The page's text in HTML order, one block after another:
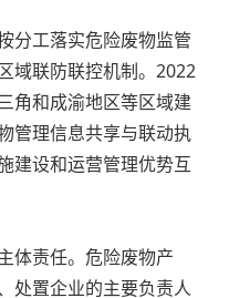
分工落实危险废物监管
域联防联控机制。2022
角和成渝地区等区域建
管理信息共享与联动执
建设和运营管理优势互
体责任。危险废物产
处置企业的主要负责人